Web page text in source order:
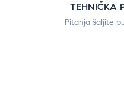
TEHNIČKA
Pitanja šaljite